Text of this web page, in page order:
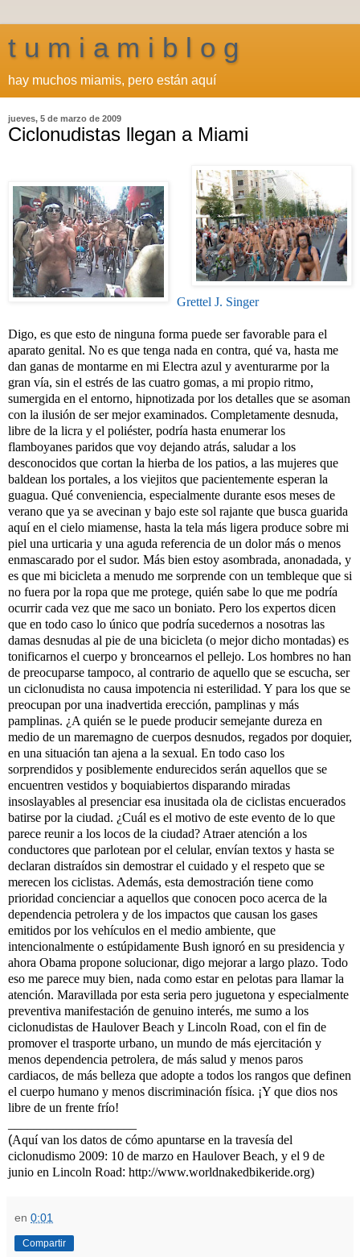
t u m i a m i b l o g
hay muchos miamis, pero están aquí
jueves, 5 de marzo de 2009
Ciclonudistas llegan a Miami
Grettel J. Singer
Digo, es que esto de ninguna forma puede ser favorable para el
aparato genital. No es que tenga nada en contra, qué va, hasta me
dan ganas de montarme en mi Electra azul y aventurarme por la
gran vía, sin el estrés de las cuatro gomas, a mi propio ritmo,
sumergida en el entorno, hipnotizada por los detalles que se asoman
con la ilusión de ser mejor examinados. Completamente desnuda,
libre de la licra y el poliéster, podría hasta enumerar los
flamboyanes paridos que voy dejando atrás, saludar a los
desconocidos que cortan la hierba de los patios, a las mujeres que
baldean los portales, a los viejitos que pacientemente esperan la
guagua. Qué conveniencia, especialmente durante esos meses de
verano que ya se avecinan y bajo este sol rajante que busca guarida
aquí en el cielo miamense, hasta la tela más ligera produce sobre mi
piel una urticaria y una aguda referencia de un dolor más o menos
enmascarado por el sudor. Más bien estoy asombrada, anonadada, y
es que mi bicicleta a menudo me sorprende con un tembleque que si
no fuera por la ropa que me protege, quién sabe lo que me podría
ocurrir cada vez que me saco un boniato. Pero los expertos dicen
que en todo caso lo único que podría sucedernos a nosotras las
damas desnudas al pie de una bicicleta (o mejor dicho montadas) es
tonificarnos el cuerpo y broncearnos el pellejo. Los hombres no han
de preocuparse tampoco, al contrario de aquello que se escucha, ser
un ciclonudista no causa impotencia ni esterilidad. Y para los que se
preocupan por una inadvertida erección, pamplinas y más
pamplinas. ¿A quién se le puede producir semejante dureza en
medio de un maremagno de cuerpos desnudos, regados por doquier,
en una situación tan ajena a la sexual. En todo caso los
sorprendidos y posiblemente endurecidos serán aquellos que se
encuentren vestidos y boquiabiertos disparando miradas
insoslayables al presenciar esa inusitada ola de ciclistas encuerados
batirse por la ciudad. ¿Cuál es el motivo de este evento de lo que
parece reunir a los locos de la ciudad? Atraer atención a los
conductores que parlotean por el celular, envían textos y hasta se
declaran distraídos sin demostrar el cuidado y el respeto que se
merecen los ciclistas. Además, esta demostración tiene como
prioridad concienciar a aquellos que conocen poco acerca de la
dependencia petrolera y de los impactos que causan los gases
emitidos por los vehículos en el medio ambiente, que
intencionalmente o estúpidamente Bush ignoró en su presidencia y
ahora Obama propone solucionar, digo mejorar a largo plazo. Todo
eso me parece muy bien, nada como estar en pelotas para llamar la
atención. Maravillada por esta seria pero juguetona y especialmente
preventiva manifestación de genuino interés, me sumo a los
ciclonudistas de Haulover Beach y Lincoln Road, con el fin de
promover el trasporte urbano, un mundo de más ejercitación y
menos dependencia petrolera, de más salud y menos paros
cardiacos, de más belleza que adopte a todos los rangos que definen
el cuerpo humano y menos discriminación física. ¡Y que dios nos
libre de un frente frío!
(Aquí van los datos de cómo apuntarse en la travesía del
ciclonudismo 2009: 10 de marzo en Haulover Beach, y el 9 de
junio en Lincoln Road: http://www.worldnakedbikeride.org)
en 0:01
Compartir